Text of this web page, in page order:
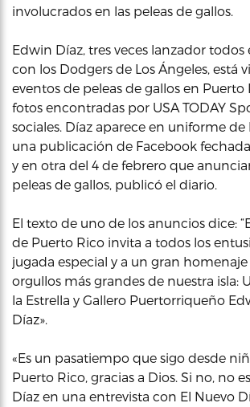
involucrados en las peleas de gallos.
Edwin Díaz, tres veces lanzador todos
con los Dodgers de Los Ángeles, está
eventos de peleas de gallos en Puerto
fotos encontradas por USA TODAY
sociales. Díaz aparece en uniforme de
una publicación de Facebook
y en otra del 4 de febrero que
peleas de gallos, publicó el diario.
El texto de uno de los anuncios dice:
de Puerto Rico invita a todos los
jugada especial y a un gran
orgullos más grandes de nuestra isla:
la Estrella y Gallero Puertorriqueño
Díaz».
«Es un pasatiempo que sigo desde
Puerto Rico, gracias a Dios. Si no, no
Díaz en una entrevista con El Nuevo